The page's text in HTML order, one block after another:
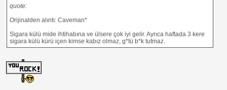
quote:
Orijinalden alıntı: Caveman*
Sigara külü mide ihtihabına ve ülsere çok iyi gelir. Ayrıca haftada 3 kere
sigara külü kürü içen kimse kabız olmaz, g*tü b*k tutmaz.